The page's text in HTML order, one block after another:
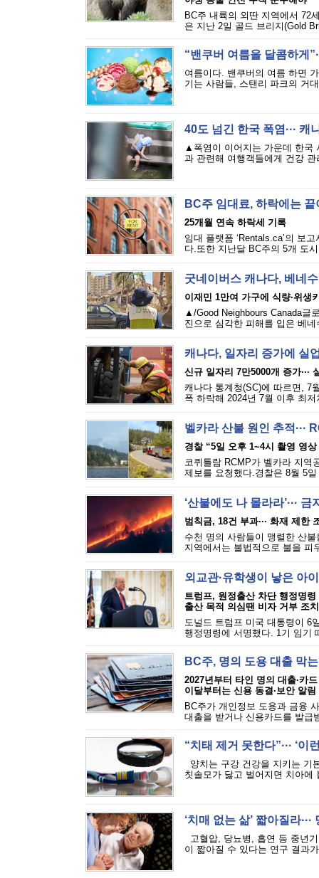
BC주 내륙의 외딴 지역에서 72
은 지난 2일 골드 브리지(Gold
“밴쿠버 여름을 달콤하게
여름이다. 밴쿠버의 여름 하면
기는 사람들, 스탠리 파크의 거
40도 넘긴 한국 폭염···
▲폭염이 이어지는 가운데 한국
과 관련해 여행객들에게 건강
BC주 임대료, 하락에는
25개월 연속 하락세 기록
임대 플랫폼 ‘Rentals.ca’의 보
다.또한 지난달 BC주의 5개 도
굿네이버스 캐나다, 베네
이재민 1만여 가구에 식량·위생
▲/Good Neighbours Canada글
진으로 심각한 피해를 입은 베
캐나다, 일자리 증가에 실
신규 일자리 7만5000개 증가···
캐나다 통계청(SC)에 따르면, 7
폭 하락해 2024년 7월 이후 최
벨카라 산불 원인 추적···
경찰 “5일 오후 1~4시 촬영 영상
코퀴틀람 RCMP가 벨카라 지역
제보를 요청했다.경찰은 8월 5
‘산불에도 나 몰라라’···
범칙금, 18건 부과··· 화재 제한
수천 명의 사람들이 맹렬한 산
지역에서는 불법적으로 불을 피
외교관·유학생이 낳은 아
트럼프, 원정출산 차단 행정명령
출산 목적 의심땐 비자 거부 조치
도널드 트럼프 미국 대통령이 6
행정명령에 서명했다. 1기 임기
BC주, 명의 도용 대출 막
2027년부터 타인 명의 대출·카
이달부터는 신용 동결·보안 알
BC주가 개인정보 도용과 금융
대출을 받거나 신용카드를 발급
“치태 제거 못한다”··· ‘
양치는 구강 건강을 지키는 기
칫솔모가 닳고 벌어지면 치아에
‘치매 없는 삶’ 짧아질라
고혈압, 당뇨병, 흡연 등 중년
이 짧아질 수 있다는 연구 결과